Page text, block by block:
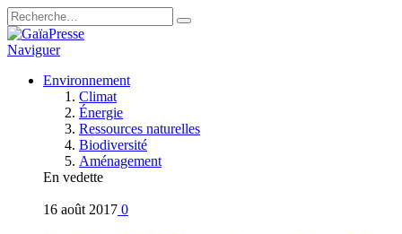
Naviguer
Environnement
Climat
Énergie
Ressources naturelles
Biodiversité
Aménagement
En vedette
16 août 2017 0